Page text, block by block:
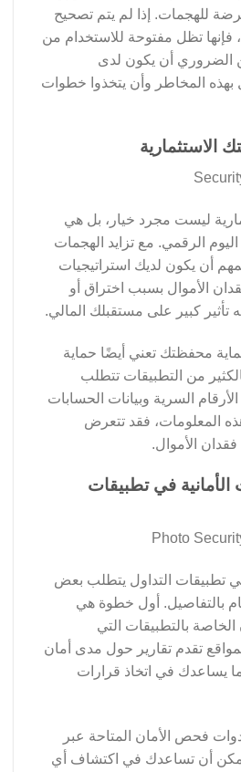
للهجمات. إذا لم يتم تصحيح
فإنها تظل مفتوحة للاستخدام من
الضروري أن يكون لدى
المخاطر وأن يتخذوا خطوات
الاستثمارية
ليست مجرد خيار، بل هي
الرقمي. مع تزايد الهجمات
أن يكون لديك استراتيجيات
الأموال بسبب اختراق أو
تأثير كبير على مستقبلك المالي.
محفظتك تعني أيضًا حماية
من التطبيقات تتطلب
السرية وبيانات الحسابات
المعلومات، فقد تتعرض
الأموال.
الأمانية في تطبيقات
في تطبيقات التداول يتطلب بعض
بالتفاصيل. أول خطوة هي
بالتطبيقات التي
تقدم تقارير حول مدى أمان
يساعدك في اتخاذ قرارات
فحص الأمان المتاحة عبر
يمكن أن تساعدك في اكتشاف أي